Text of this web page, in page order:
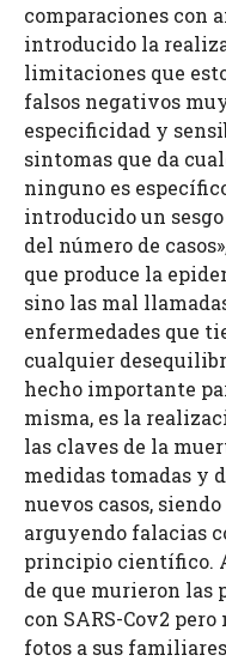
comparaciones con
introducido la
limitaciones que
falsos negativos
especificidad y
sintomas que da
ninguno es
introducido un
del número de
que produce la
sino las mal
enfermedades que
cualquier
hecho importante
misma, es la
las claves de la
medidas tomadas y
nuevos casos,
arguyendo falacias
principio científico.
de que murieron las
con SARS-Cov2
fotos a sus